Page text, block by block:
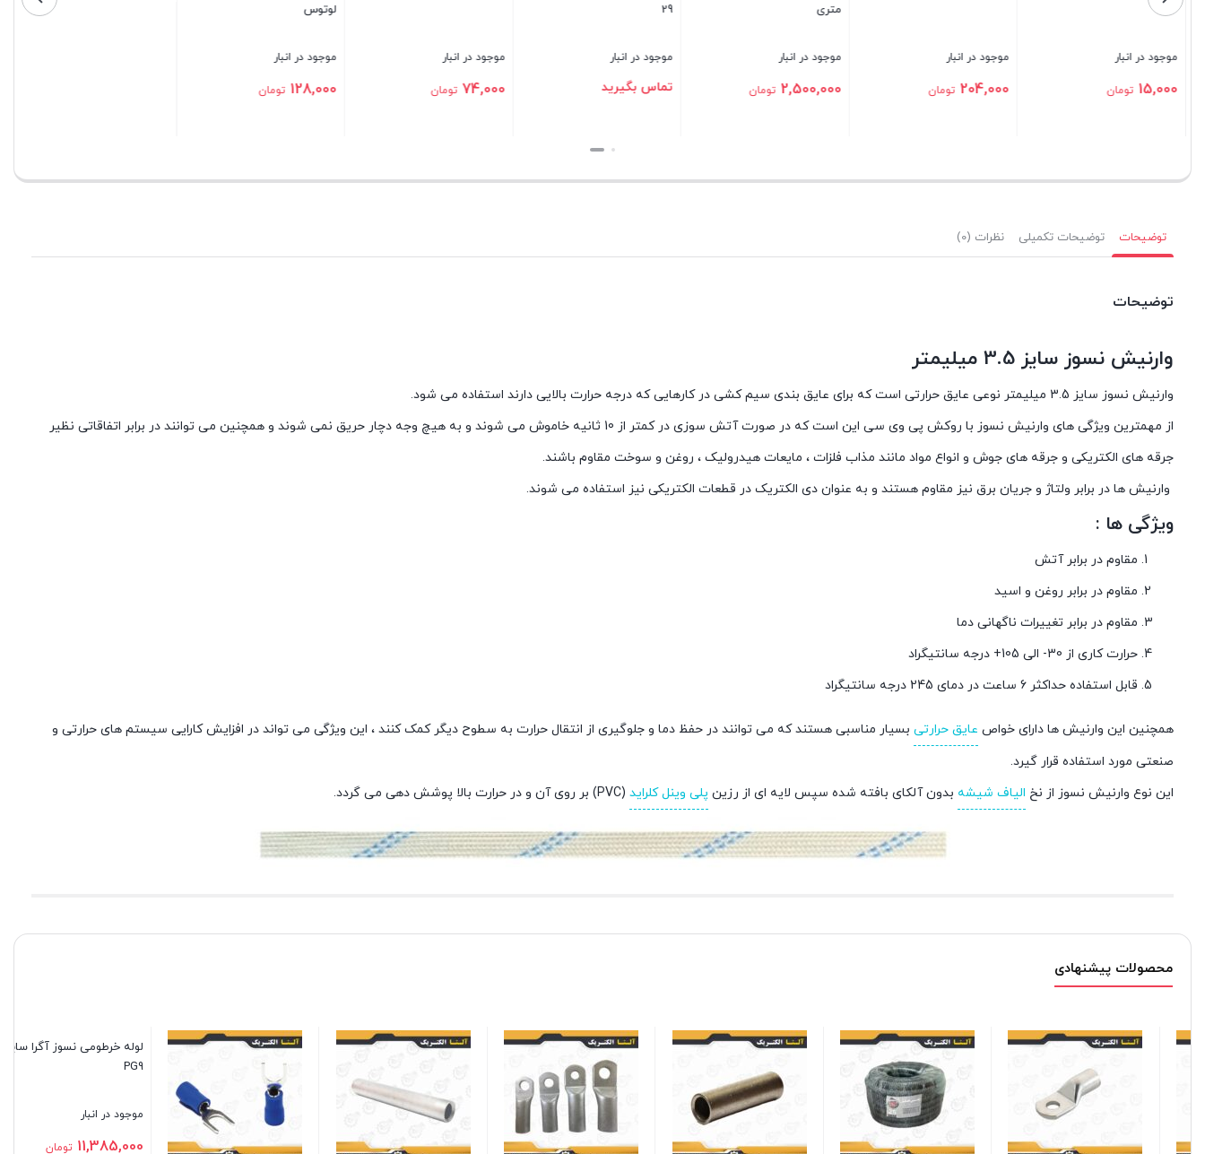
متری
موجود در انبار
2,500,000 تومان
موجود در انبار
تماس بگیرید
موجود در انبار
74,000 تومان
لوتوس
موجود در انبار
128,000 تومان
موجود در انبار
162,500 تومان
بستن
توضیحات توضیحات تکمیلی نظرات (0)
توضیحات
وارنیش نسوز سایز 3.5 میلیمتر
وارنیش نسوز سایز 3.5 میلیمتر نوعی عایق حرارتی است که برای عایق بندی سیم کشی در کارهایی که درجه حرارت بالایی دارند استفاده می شود.
از مهمترین ویژگی های وارنیش نسوز با روکش پی وی سی این است که در صورت آتش سوزی در کمتر از 10 ثانیه خاموش می شوند و به هیچ وجه دچار حریق نمی شوند و همچنین می توانند در برابر اتفاقاتی نظیر
جرقه های الکتریکی و جرقه های جوش و انواع مواد مانند مذاب فلزات ، مایعات هیدرولیک ، روغن و سوخت مقاوم باشند.
وارنیش ها در برابر ولتاژ و جریان برق نیز مقاوم هستند و به عنوان دی الکتریک در قطعات الکتریکی نیز استفاده می شوند.
ویژگی ها :
مقاوم در برابر آتش
مقاوم در برابر روغن و اسید
مقاوم در برابر تغییرات ناگهانی دما
حرارت کاری از 30- الی 105+ درجه سانتیگراد
قابل استفاده حداکثر 6 ساعت در دمای 245 درجه سانتیگراد
همچنین این وارنیش ها دارای خواص عایق حرارتی بسیار مناسبی هستند که می توانند در حفظ دما و جلوگیری از انتقال حرارت به سطوح دیگر کمک کنند ، این ویژگی می تواند در افزایش کارایی سیستم های حرارتی و
صنعتی مورد استفاده قرار گیرد.
اين نوع وارنيش نسوز از نخ الياف شيشه بدون آلکای بافته شده سپس لايه ای از رزين پلی وينل کلرايد (PVC) بر روی آن و در حرارت بالا پوشش دهی می گردد.
محصولات پیشنهادی
کلید مینیاتوری سه پل 63 آمپر
دنا الکتریک
موجود در انبار
تماس بگیرید